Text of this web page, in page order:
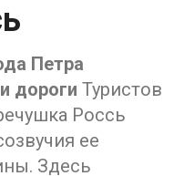
Петра
дороги Туристов
Россь
ее
Здесь